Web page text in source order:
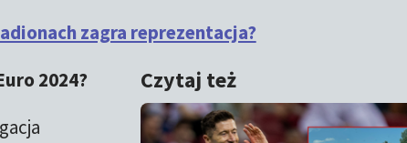
zagra reprezentacja?
Czytaj też
2024?